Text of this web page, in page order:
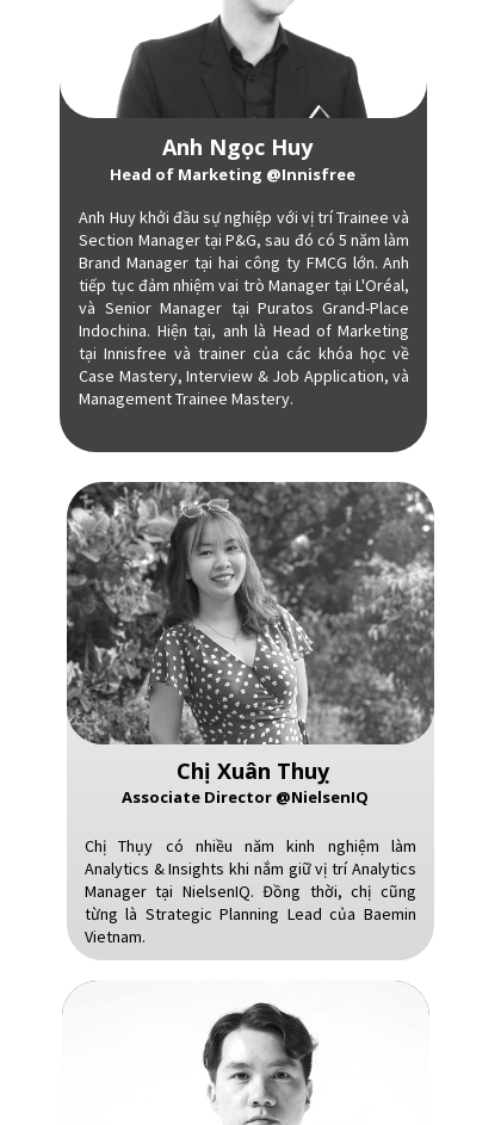
Anh Ngọc Huy
Head of Marketing @Innisfree
Anh Huy khởi đầu sự nghiệp với vị trí Trainee và
Section Manager tại P&G, sau đó có 5 năm làm
Brand Manager tại hai công ty FMCG lớn. Anh
tiếp tục đảm nhiệm vai trò Manager tại L'Oréal,
và Senior Manager tại Puratos Grand-Place
Indochina. Hiện tại, anh là Head of Marketing
tại Innisfree và trainer của các khóa học về
Case Mastery, Interview & Job Application, và
Management Trainee Mastery.
Chị Xuân Thuỵ
Associate Director @NielsenIQ
Chị Thụy có nhiều năm kinh nghiệm làm
Analytics & Insights khi nắm giữ vị trí Analytics
Manager tại NielsenIQ. Đồng thời, chị cũng
từng là Strategic Planning Lead của Baemin
Vietnam.